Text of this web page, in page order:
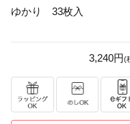
ゆかり 33枚入
3,240円(